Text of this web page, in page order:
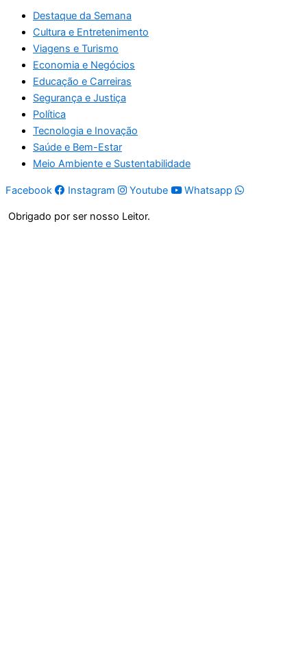
Destaque da Semana
Cultura e Entretenimento
Viagens e Turismo
Economia e Negócios
Educação e Carreiras
Segurança e Justiça
Política
Tecnologia e Inovação
Saúde e Bem-Estar
Meio Ambiente e Sustentabilidade
Facebook Instagram Youtube Whatsapp
Obrigado por ser nosso Leitor.